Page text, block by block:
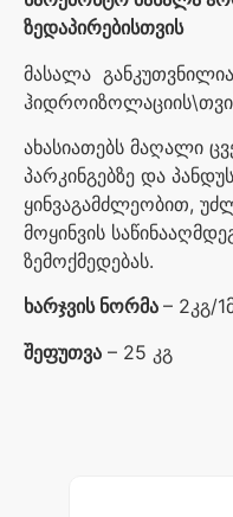
ზედაპირებისთვის
მასალა
ახასიათებს მაღალი
პარკინგებზე და
ყინვაგამძლეობით,
მოყინვის
ზემოქმედებას.
ხარჯვის ნორმა – 2კგ/
შეფუთვა – 25 კგ